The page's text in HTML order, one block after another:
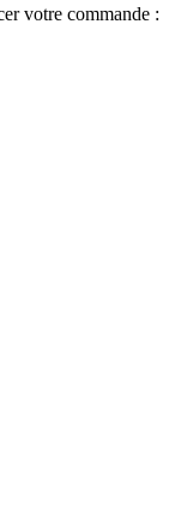
votre commande :